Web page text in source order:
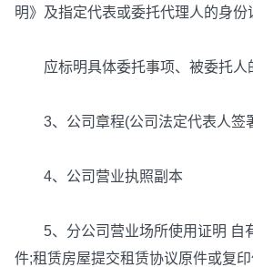
明》及指定代表或委托代理人的身份
应标明具体委托事项、被委托人
3、公司章程(公司法定代表人签
4、公司营业执照副本
5、分公司营业场所使用证明 自
件;租赁房屋提交租赁协议原件或复